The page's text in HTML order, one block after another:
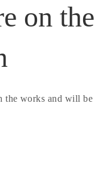
on the
the works and will be